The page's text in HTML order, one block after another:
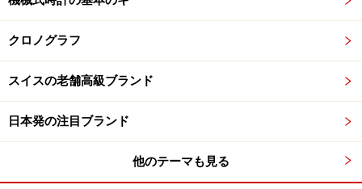
クロノグラフ
スイスの老舗高級ブランド
日本発の注目ブランド
他のテーマも見る